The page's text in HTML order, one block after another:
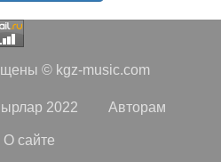
старых и новых
лучших песен всех времён
востребованные и
и зарубежных
© kgz-music.com
2022 Авторам
О сайте